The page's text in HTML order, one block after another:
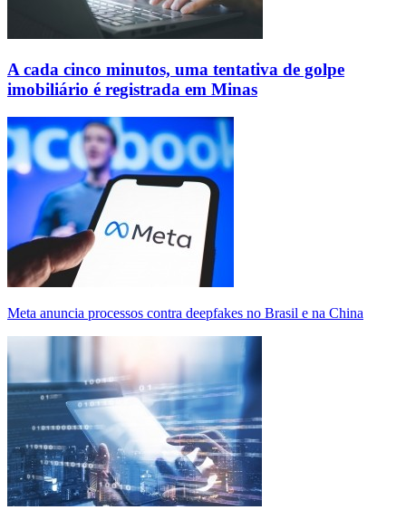
A cada cinco minutos, uma tentativa de golpe
imobiliário é registrada em Minas
Meta anuncia processos contra deepfakes no Brasil e na China